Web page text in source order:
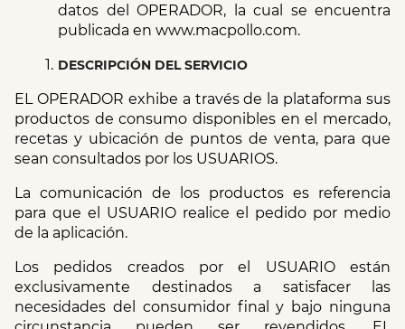
datos del OPERADOR, la cual se encuentra
publicada en www.macpollo.com.
DESCRIPCIÓN DEL SERVICIO
EL OPERADOR exhibe a través de la plataforma sus
productos de consumo disponibles en el mercado,
recetas y ubicación de puntos de venta, para que
sean consultados por los USUARIOS.
La comunicación de los productos es referencia
para que el USUARIO realice el pedido por medio
de la aplicación.
Los pedidos creados por el USUARIO están
exclusivamente destinados a satisfacer las
necesidades del consumidor final y bajo ninguna